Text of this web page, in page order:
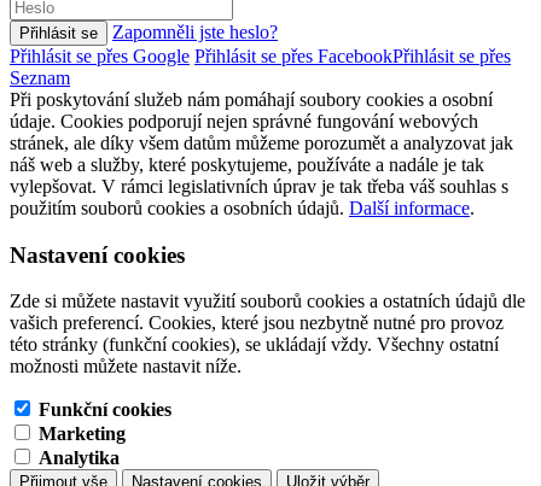
Přihlásit se
Zapomněli jste heslo?
Přihlásit se přes Google Přihlásit se přes FacebookPřihlásit se přes
Seznam
Při poskytování služeb nám pomáhají soubory cookies a osobní
údaje. Cookies podporují nejen správné fungování webových
stránek, ale díky všem datům můžeme porozumět a analyzovat jak
náš web a služby, které poskytujeme, používáte a nadále je tak
vylepšovat. V rámci legislativních úprav je tak třeba váš souhlas s
použitím souborů cookies a osobních údajů. Další informace.
Nastavení cookies
Zde si můžete nastavit využití souborů cookies a ostatních údajů dle
vašich preferencí. Cookies, které jsou nezbytně nutné pro provoz
této stránky (funkční cookies), se ukládají vždy. Všechny ostatní
možnosti můžete nastavit níže.
Funkční cookies
Marketing
Analytika
Přijmout vše Nastavení cookies Uložit výběr